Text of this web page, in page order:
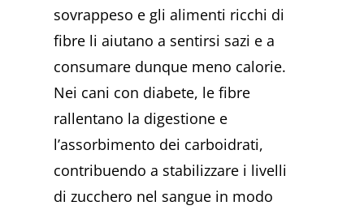
sovrappeso e gli alimenti ricchi di
fibre li aiutano a sentirsi sazi e a
consumare dunque meno calorie.
Nei cani con diabete, le fibre
rallentano la digestione e
l’assorbimento dei carboidrati,
contribuendo a stabilizzare i livelli
di zucchero nel sangue in modo